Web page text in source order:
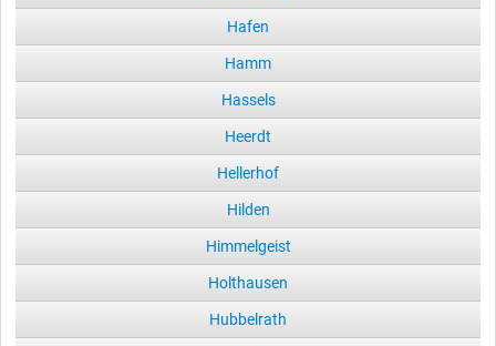
Hafen
Hamm
Hassels
Heerdt
Hellerhof
Hilden
Himmelgeist
Holthausen
Hubbelrath